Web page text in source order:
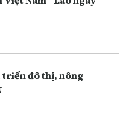
triển đô thị, nông